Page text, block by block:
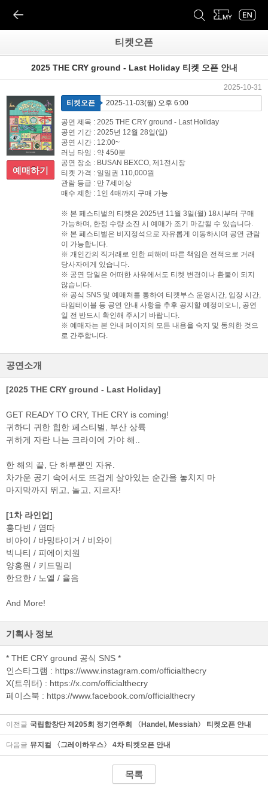
검색 마이티 글로벌
티켓오픈
2025 THE CRY ground - Last Holiday 티켓 오픈 안내
2025-10-31
예매하기
티켓오픈 2025-11-03(월) 오후 6:00
공연 제목 : 2025 THE CRY ground - Last Holiday
공연 기간 : 2025년 12월 28일(일)
공연 시간 : 12:00~
러닝 타임 : 약 450분
공연 장소 : BUSAN BEXCO, 제1전시장
티켓 가격 : 일일권 110,000원
관람 등급 : 만 7세이상
매수 제한 : 1인 4매까지 구매 가능
※ 본 페스티벌의 티켓은 2025년 11월 3일(월) 18시부터 구매
가능하며, 한정 수량 소진 시 예매가 조기 마감될 수 있습니다.
※ 본 페스티벌은 비지정석으로 자유롭게 이동하시며 공연 관람
이 가능합니다.
※ 개인간의 직거래로 인한 피해에 따른 책임은 전적으로 거래
당사자에게 있습니다.
※ 공연 당일은 어떠한 사유에서도 티켓 변경이나 환불이 되지
않습니다.
※ 공식 SNS 및 예매처를 통하여 티켓부스 운영시간, 입장 시간,
타임테이블 등 공연 안내 사항을 추후 공지할 예정이오니, 공연
일 전 반드시 확인해 주시기 바랍니다.
※ 예매자는 본 안내 페이지의 모든 내용을 숙지 및 동의한 것으
로 간주합니다.
공연소개
[2025 THE CRY ground - Last Holiday]
GET READY TO CRY, THE CRY is coming!
귀하디 귀한 힙한 페스티벌, 부산 상륙
귀하게 자란 나는 크라이에 가야 해..
한 해의 끝, 단 하루뿐인 자유.
차가운 공기 속에서도 뜨겁게 살아있는 순간을 놓치지 마
마지막까지 뛰고, 놀고, 지르자!
[1차 라인업]
홍다빈 / 염따
비아이 / 바밍타이거 / 비와이
빅나티 / 피에이치원
양홍원 / 키드밀리
한요한 / 노엘 / 율음
And More!
기획사 정보
* THE CRY ground 공식 SNS *
인스타그램 : https://www.instagram.com/officialthecry
X(트위터) : https://x.com/officialthecry
페이스북 : https://www.facebook.com/officialthecry
이전글 국립합창단 제205회 정기연주회 〈Handel, Messiah〉 티켓오픈 안내
다음글 뮤지컬 〈그레이하우스〉 4차 티켓오픈 안내
목록